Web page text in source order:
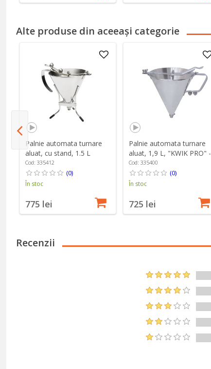
Alte produse din aceeași categorie
Palnie automata turnare
aluat, cu stand, 1.5 L
"KWIK PRO" - de Buyer
Cod: 335412
(0)
În stoc
775 lei
Palnie automata turnare
aluat, 1,9 L, "KWIK PRO" -
de Buyer
Cod: 335400
(0)
În stoc
725 lei
Recenzii